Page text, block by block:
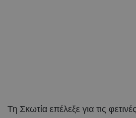
Τη Σκωτία επέλεξε για τις